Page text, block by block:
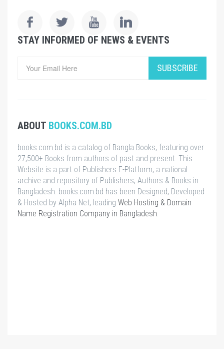
STAY INFORMED OF NEWS & EVENTS
SUBSCRIBE
ABOUT BOOKS.COM.BD
books.com.bd is a catalog of Bangla Books, featuring over
27,500+ Books from authors of past and present. This
Website is a part of Publishers E-Platform, a national
archive and repository of Publishers, Authors & Books in
Bangladesh. books.com.bd has been Designed, Developed
& Hosted by Alpha Net, leading Web Hosting & Domain
Name Registration Company in Bangladesh